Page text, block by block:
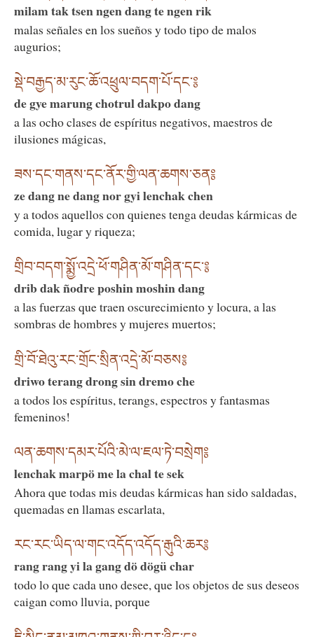
milam tak tsen ngen dang te ngen rik
malas señales en los sueños y todo tipo de malos
augurios;
སྡེ་བརྒྱད་མ་རུང་ཆོ་འཕྲུལ་བདག་པོ་དང༌༔
de gye marung chotrul dakpo dang
a las ocho clases de espíritus negativos, maestros de
ilusiones mágicas,
ཟས་དང་གནས་དང་ནོར་གྱི་ལན་ཆགས་ཅན༔
ze dang ne dang nor gyi lenchak chen
y a todos aquellos con quienes tenga deudas kármicas de
comida, lugar y riqueza;
གྲིབ་བདག་སྨྱོ་འདྲེ་ཕོ་གཤིན་མོ་གཤིན་དང༌༔
drib dak ñodre poshin moshin dang
a las fuerzas que traen oscurecimiento y locura, a las
sombras de hombres y mujeres muertos;
གྲི་བོ་ཐེའུ་རང་གྲོང་སྲིན་འདྲེ་མོ་བཅས༔
driwo terang drong sin dremo che
a todos los espíritus, terangs, espectros y fantasmas
femeninos!
ལན་ཆགས་དམར་པོའི་མེ་ལ་ཇལ་ཏེ་བསྲེག༔
lenchak marpö me la chal te sek
Ahora que todas mis deudas kármicas han sido saldadas,
quemadas en llamas escarlata,
རང་རང་ཡིད་ལ་གང་འདོད་འདོད་རྒུའི་ཆར༔
rang rang yi la gang dö dögü char
todo lo que cada uno desee, que los objetos de sus deseos
caigan como lluvia, porque